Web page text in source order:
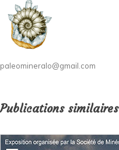
paleomineralo@gmail.com
Publications similaires